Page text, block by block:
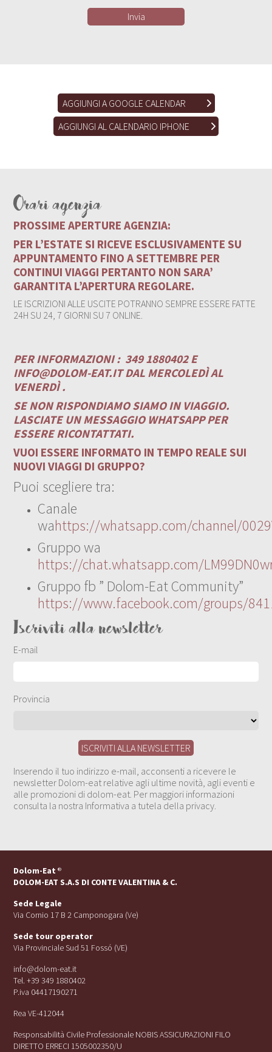
AGGIUNGI A GOOGLE CALENDAR
AGGIUNGI AL CALENDARIO IPHONE
Orari agenzia
PROSSIME APERTURE AGENZIA:
PER L’ESTATE SI RICEVE ESCLUSIVAMENTE SU
APPUNTAMENTO FINO A SETTEMBRE PER
CONTINUI VIAGGI PERTANTO NON SARA’
GARANTITA L’APERTURA REGOLARE.
LE ISCRIZIONI ALLE USCITE POTRANNO SEMPRE ESSERE FATTE
24H SU 24, 7 GIORNI SU 7 ONLINE.
PER INFORMAZIONI : 349 1880402 E
INFO@DOLOM-EAT.ITDAL MERCOLEDÌ AL
VENERDÌ .
SE NON RISPONDIAMO SIAMO IN VIAGGIO.
LASCIATE UN MESSAGGIO WHATSAPP PER
ESSERE RICONTATTATI.
VUOI ESSERE INFORMATO IN TEMPO REALE SUI
NUOVI VIAGGI DI GRUPPO?
Puoi scegliere tra:
Canale
wahttps://whatsapp.com/channel/
Gruppo wa
https://chat.whatsapp.com/
Gruppo fb ” Dolom-Eat Community”
https://www.facebook.com/groups/
Iscriviti alla newsletter
E-mail
Provincia
Inserendo il tuo indirizzo e-mail, acconsenti a ricevere le
newsletter Dolom-eat relative agli ultime novità, agli eventi e
alle promozioni di dolom-eat. Per maggiori informazioni
consulta la nostra Informativa a tutela della privacy.
Dolom-Eat ®
DOLOM-EAT S.A.S DI CONTE VALENTINA & C.
Sede Legale
Via Cornio 17 B 2 Camponogara (Ve)
Sede tour operator
Via Provinciale Sud 51 Fossó (VE)
info@dolom-eat.it
Tel. +39 349 1880402
P.iva 04417190271
Rea VE-412044
Responsabilità Civile Professionale NOBIS ASSICURAZIONI FILO
DIRETTO ERRECI 1505002350/U